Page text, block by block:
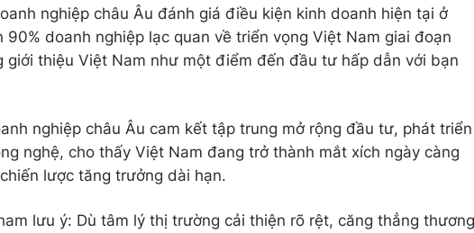
nghiệp châu Âu đánh giá điều kiện kinh doanh hiện tại ở
90% doanh nghiệp lạc quan về triển vọng Việt Nam giai đoạn
thiệu Việt Nam như một điểm đến đầu tư hấp dẫn với bạn
nghiệp châu Âu cam kết tập trung mở rộng đầu tư, phát triển
nghệ, cho thấy Việt Nam đang trở thành mắt xích ngày càng
lược tăng trưởng dài hạn.
lưu ý: Dù tâm lý thị trường cải thiện rõ rệt, căng thẳng thương